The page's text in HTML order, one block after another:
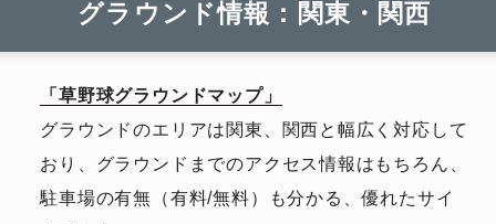
グラウンド情報：関東・関西
「草野球グラウンドマップ」
グラウンドのエリアは関東、関西と幅広く対応して
おり、グラウンドまでのアクセス情報はもちろん、
駐車場の有無（有料/無料）も分かる、優れたサイ